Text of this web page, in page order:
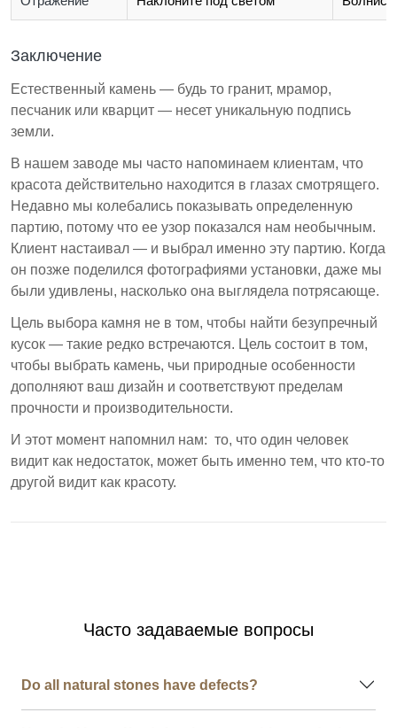
Заключение
Естественный камень — будь то гранит, мрамор,
песчаник или кварцит — несет уникальную подпись
земли.
В нашем заводе мы часто напоминаем клиентам, что
красота действительно находится в глазах смотрящего.
Недавно мы колебались показывать определенную
партию, потому что ее узор показался нам необычным.
Клиент настаивал — и выбрал именно эту партию. Когда
он позже поделился фотографиями установки, даже мы
были удивлены, насколько она выглядела потрясающе.
Цель выбора камня не в том, чтобы найти безупречный
кусок — такие редко встречаются. Цель состоит в том,
чтобы выбрать камень, чьи природные особенности
дополняют ваш дизайн и соответствуют пределам
прочности и производительности.
И этот момент напомнил нам: то, что один человек
видит как недостаток, может быть именно тем, что кто-то
другой видит как красоту.
Часто задаваемые вопросы
Do all natural stones have defects?